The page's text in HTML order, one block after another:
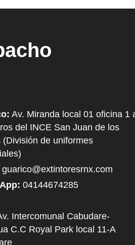
Av. Miranda local 01 oficina 1
del INCE San Juan de los
(División de uniformes
guarico@extintoresrnx.com
04144674285
Intercomunal Cabudare-
C.C Royal Park local 11-A